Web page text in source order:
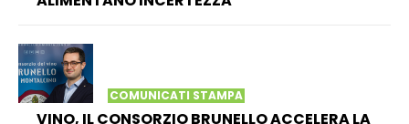
COMUNICATI STAMPA
VINO, IL CONSORZIO BRUNELLO ACCELERA LA